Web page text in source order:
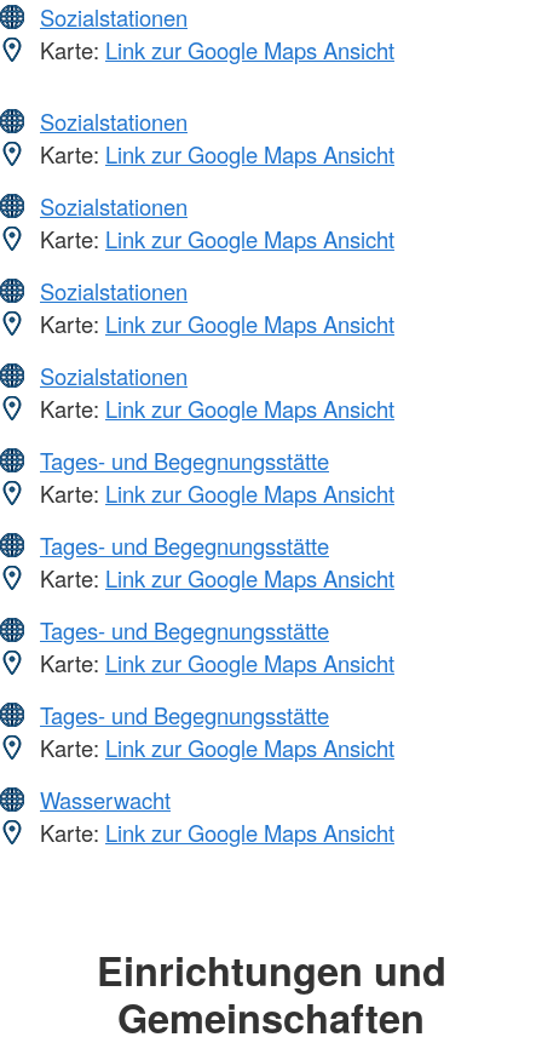
Sozialstationen
Karte: Link zur Google Maps Ansicht
Sozialstationen
Karte: Link zur Google Maps Ansicht
Sozialstationen
Karte: Link zur Google Maps Ansicht
Sozialstationen
Karte: Link zur Google Maps Ansicht
Sozialstationen
Karte: Link zur Google Maps Ansicht
Tages- und Begegnungsstätte
Karte: Link zur Google Maps Ansicht
Tages- und Begegnungsstätte
Karte: Link zur Google Maps Ansicht
Tages- und Begegnungsstätte
Karte: Link zur Google Maps Ansicht
Tages- und Begegnungsstätte
Karte: Link zur Google Maps Ansicht
Wasserwacht
Karte: Link zur Google Maps Ansicht
Einrichtungen und
Gemeinschaften